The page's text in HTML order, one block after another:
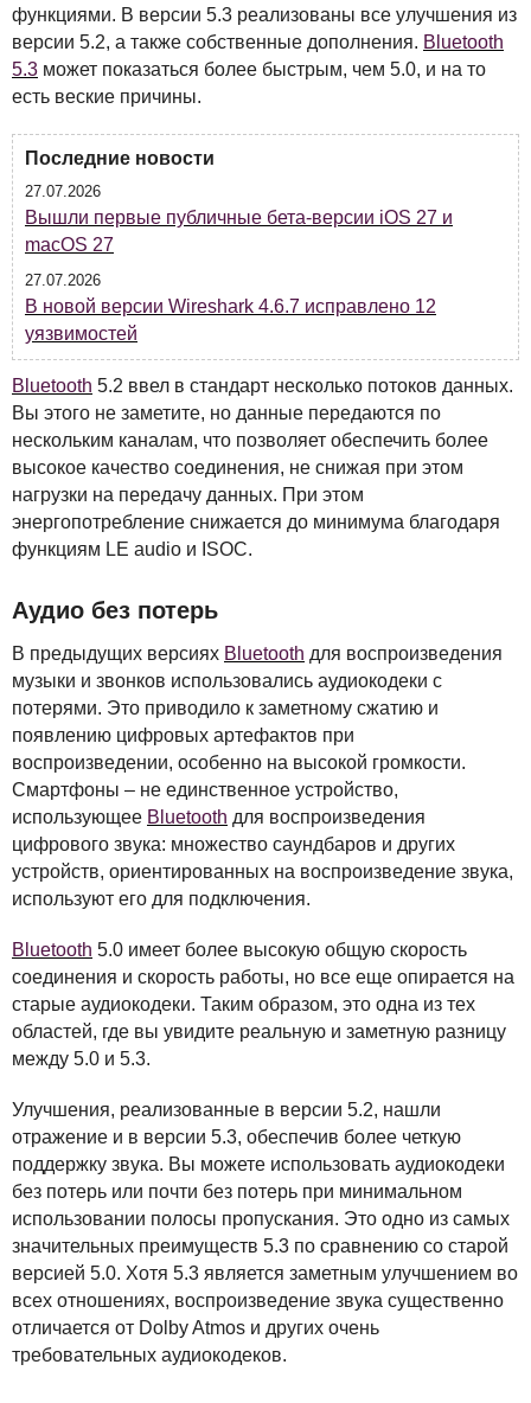
функциями. В версии 5.3 реализованы все улучшения из
версии 5.2, а также собственные дополнения. Bluetooth
5.3 может показаться более быстрым, чем 5.0, и на то
есть веские причины.
Последние новости
27.07.2026
Вышли первые публичные бета-версии iOS 27 и
macOS 27
27.07.2026
В новой версии Wireshark 4.6.7 исправлено 12
уязвимостей
Bluetooth 5.2 ввел в стандарт несколько потоков данных.
Вы этого не заметите, но данные передаются по
нескольким каналам, что позволяет обеспечить более
высокое качество соединения, не снижая при этом
нагрузки на передачу данных. При этом
энергопотребление снижается до минимума благодаря
функциям LE audio и ISOC.
Аудио без потерь
В предыдущих версиях Bluetooth для воспроизведения
музыки и звонков использовались аудиокодеки с
потерями. Это приводило к заметному сжатию и
появлению цифровых артефактов при
воспроизведении, особенно на высокой громкости.
Смартфоны – не единственное устройство,
использующее Bluetooth для воспроизведения
цифрового звука: множество саундбаров и других
устройств, ориентированных на воспроизведение звука,
используют его для подключения.
Bluetooth 5.0 имеет более высокую общую скорость
соединения и скорость работы, но все еще опирается на
старые аудиокодеки. Таким образом, это одна из тех
областей, где вы увидите реальную и заметную разницу
между 5.0 и 5.3.
Улучшения, реализованные в версии 5.2, нашли
отражение и в версии 5.3, обеспечив более четкую
поддержку звука. Вы можете использовать аудиокодеки
без потерь или почти без потерь при минимальном
использовании полосы пропускания. Это одно из самых
значительных преимуществ 5.3 по сравнению со старой
версией 5.0. Хотя 5.3 является заметным улучшением во
всех отношениях, воспроизведение звука существенно
отличается от Dolby Atmos и других очень
требовательных аудиокодеков.